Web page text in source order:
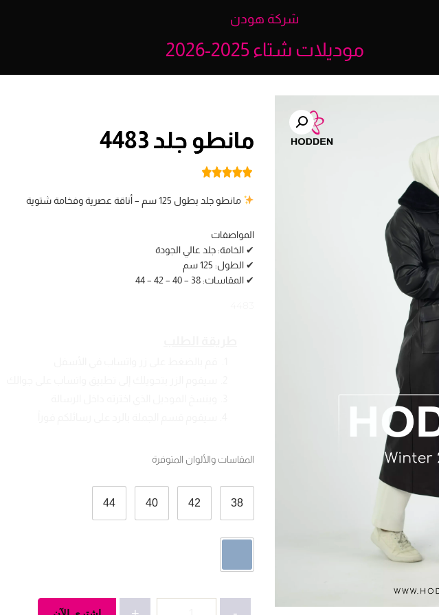
شركة هودن
موديلات شتاء 2025-2026
مانطو جلد 4483
مانطو جلد بطول 125 سم – أناقة عصرية وفخامة شتوية
المواصفات
✔ الخامة: جلد عالي الجودة
✔ الطول: 125 سم
✔ المقاسات: 38 – 40 – 42 – 44
المقاسات والألوان المتوفرة
38
42
40
44